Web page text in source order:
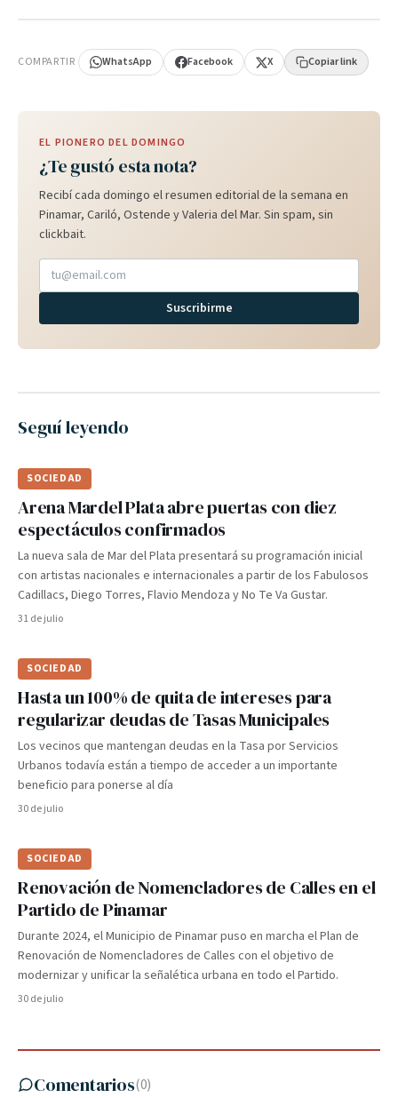
COMPARTIR WhatsApp Facebook X Copiar link
EL PIONERO DEL DOMINGO
¿Te gustó esta nota?
Recibí cada domingo el resumen editorial de la semana en
Pinamar, Cariló, Ostende y Valeria del Mar. Sin spam, sin
clickbait.
Suscribirme
Seguí leyendo
SOCIEDAD
Arena Mardel Plata abre puertas con diez
espectáculos confirmados
La nueva sala de Mar del Plata presentará su programación inicial
con artistas nacionales e internacionales a partir de los Fabulosos
Cadillacs, Diego Torres, Flavio Mendoza y No Te Va Gustar.
31 de julio
SOCIEDAD
Hasta un 100% de quita de intereses para
regularizar deudas de Tasas Municipales
Los vecinos que mantengan deudas en la Tasa por Servicios
Urbanos todavía están a tiempo de acceder a un importante
beneficio para ponerse al día
30 de julio
SOCIEDAD
Renovación de Nomencladores de Calles en el
Partido de Pinamar
Durante 2024, el Municipio de Pinamar puso en marcha el Plan de
Renovación de Nomencladores de Calles con el objetivo de
modernizar y unificar la señalética urbana en todo el Partido.
30 de julio
Comentarios(0)